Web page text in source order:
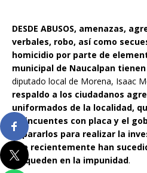
DESDE ABUSOS, amenazas,
verbales, robo, así como
homicidio por parte de
municipal de Naucalpan
diputado local de Morena, Isaac
respaldo a los ciudadanos
uniformados de la localidad,
delincuentes con placa y el
separarlos para realizar la
que recientemente han
no queden en la impunidad.